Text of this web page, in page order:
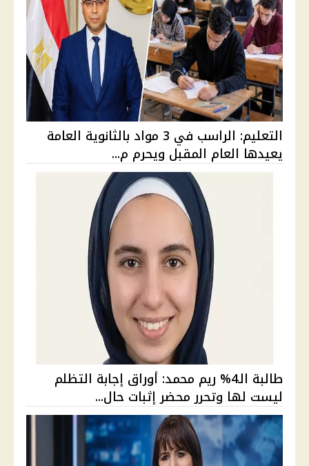
التعليم: الراسب في 3 مواد بالثانوية العامة
يعيدها العام المقبل ويحرم م...
طالبة الـ4% ريم محمد: أوراق إجابة التظلم
ليست لها وتحرر محضر إثبات حال...